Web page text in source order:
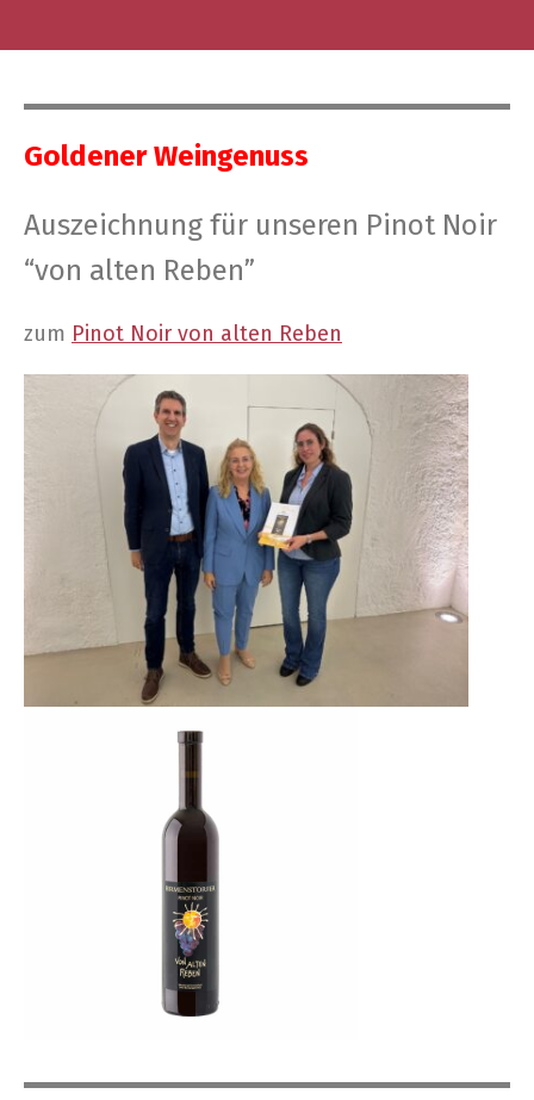
Gol­de­ner Weingenuss
Aus­zeich­nung für unse­ren Pinot Noir
“von alten Reben”
zum Pinot Noir von alten Reben